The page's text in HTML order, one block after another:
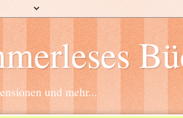
und mehr...